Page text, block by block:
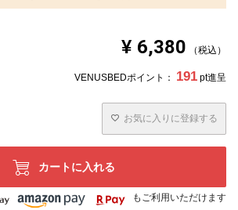
¥ 6,380 税込
VENUSBEDポイント： 191 pt進呈
お気に入りに登録する
カートに入れる
もご利用いただけます